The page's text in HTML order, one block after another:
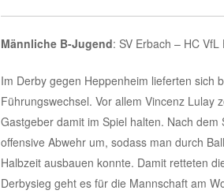
Männliche B-Jugend: SV Erbach – HC
Im Derby gegen Heppenheim lieferten sich
Führungswechsel. Vor allem Vincenz Lulay
Gastgeber damit im Spiel halten. Nach
offensive Abwehr um, sodass man durch
Halbzeit ausbauen konnte. Damit retteten
Derbysieg geht es für die Mannschaft am